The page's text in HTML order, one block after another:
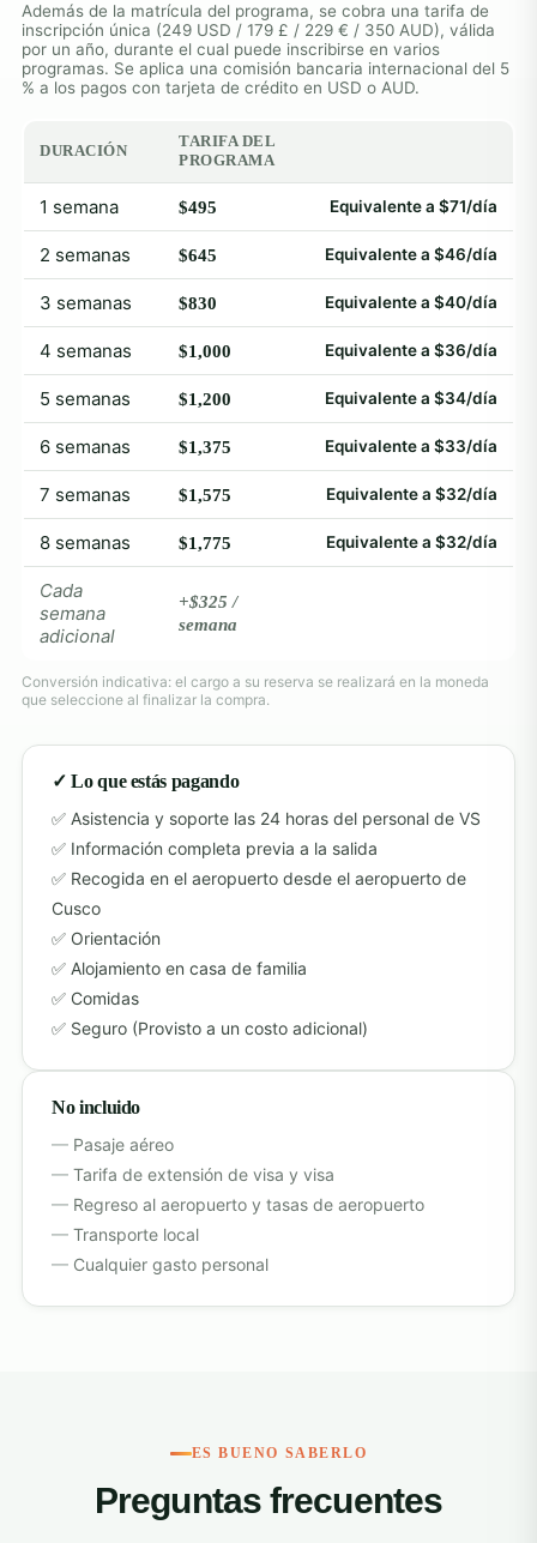
Además de la matrícula del programa, se cobra una tarifa de
inscripción única (249 USD / 179 £ / 229 € / 350 AUD), válida
por un año, durante el cual puede inscribirse en varios
programas. Se aplica una comisión bancaria internacional del 5
% a los pagos con tarjeta de crédito en USD o AUD.
DURACIÓN
TARIFA DEL
PROGRAMA
1 semana $495 Equivalente a $71/día
2 semanas $645 Equivalente a $46/día
3 semanas $830 Equivalente a $40/día
4 semanas $1,000 Equivalente a $36/día
5 semanas $1,200 Equivalente a $34/día
6 semanas $1,375 Equivalente a $33/día
7 semanas $1,575 Equivalente a $32/día
8 semanas $1,775 Equivalente a $32/día
Cada
semana
adicional
+$325 /
semana
Conversión indicativa: el cargo a su reserva se realizará en la moneda
que seleccione al finalizar la compra.
✓ Lo que estás pagando
Asistencia y soporte las 24 horas del personal de VS
Información completa previa a la salida
Recogida en el aeropuerto desde el aeropuerto de
Cusco
Orientación
Alojamiento en casa de familia
Comidas
Seguro (Provisto a un costo adicional)
No incluido
Pasaje aéreo
Tarifa de extensión de visa y visa
Regreso al aeropuerto y tasas de aeropuerto
Transporte local
Cualquier gasto personal
ES BUENO SABERLO
Preguntas frecuentes